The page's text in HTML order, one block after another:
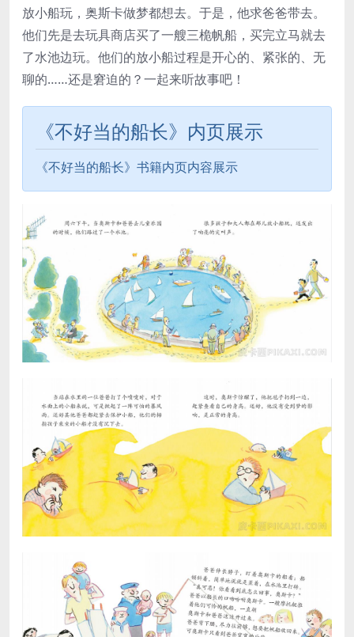
放小船玩，奥斯卡做梦都想去。于是，他求爸爸带去。
他们先是去玩具商店买了一艘三桅帆船，买完立马就去
了水池边玩。他们的放小船过程是开心的、紧张的、无
聊的……还是窘迫的？一起来听故事吧！
《不好当的船长》内页展示
《不好当的船长》书籍内页内容展示